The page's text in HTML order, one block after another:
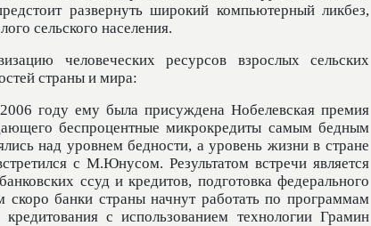
развернуть широкий компьютерный ликбез,
сельского населения.
человеческих ресурсов взрослых сельских
страны и мира:
году ему была присуждена Нобелевская премия
беспроцентные микрокредиты самым бедным
над уровнем бедности, а уровень жизни в стране
с М.Юнусом. Результатом встречи является
ссуд и кредитов, подготовка федерального
банки страны начнут работать по программам
с использованием технологии Грамин